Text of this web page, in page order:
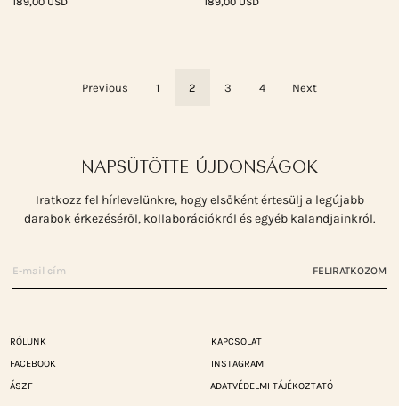
Previous 1 2 3 4 Next
NAPSÜTÖTTE ÚJDONSÁGOK
Iratkozz fel hírlevelünkre, hogy elsőként értesülj a legújabb
darabok érkezéséről, kollaborációkról és egyéb kalandjainkról.
FELIRATKOZOM
RÓLUNK
KAPCSOLAT
FACEBOOK
INSTAGRAM
ÁSZF
ADATVÉDELMI TÁJÉKOZTATÓ